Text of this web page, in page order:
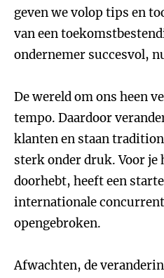
geven we volop tips en
van een
ondernemer succesvol,
De wereld om ons heen
tempo. Daardoor
klanten en staan
sterk onder druk. Voor je
doorhebt, heeft een
internationale
opengebroken.
Afwachten, de